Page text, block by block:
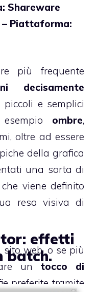
Shareware
– Piattaforma:
più frequente
decisamente
e semplici
ombre,
oltre ad essere
della grafica
una sorta di
viene definito
resa visiva di
web, o se più
un tocco di
preferite tramite
effetti
batch.